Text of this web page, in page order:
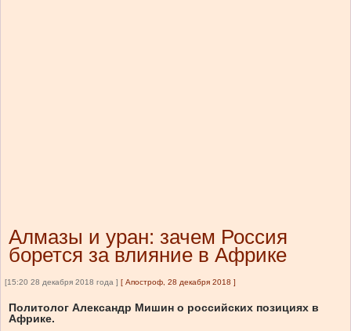
Алмазы и уран: зачем Россия
борется за влияние в Африке
[15:20 28 декабря 2018 года ] [ Апостроф, 28 декабря 2018 ]
Политолог Александр Мишин о российских позициях в
Африке.